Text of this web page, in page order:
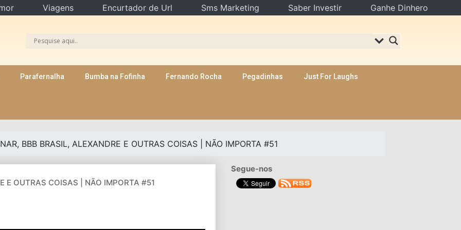
Parafernalha Bumba na Fofinha Fernando Rocha Pegadinhas Just For Laughs
BBB BRASIL, ALEXANDRE E OUTRAS COISAS | NÃO IMPORTA #51
E OUTRAS COISAS | NÃO IMPORTA #51
Segue-nos
Viagens Encurtador de Url Sms Marketing Saber Investir Ganhe Dinhero